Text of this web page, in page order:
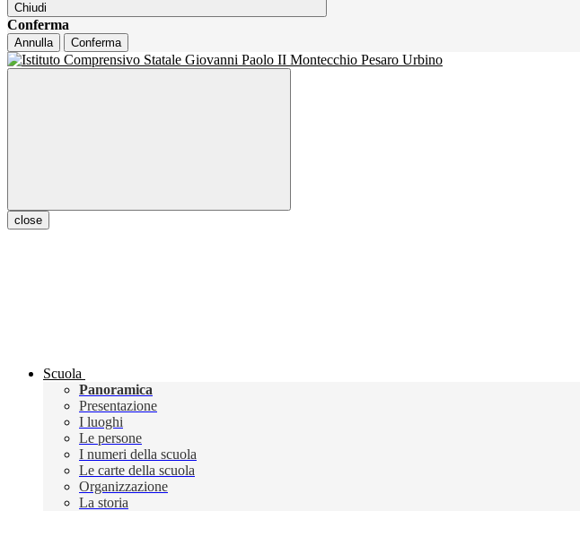
Chiudi
Conferma
Annulla Conferma
close
Scuola
Panoramica
Presentazione
I luoghi
Le persone
I numeri della scuola
Le carte della scuola
Organizzazione
La storia